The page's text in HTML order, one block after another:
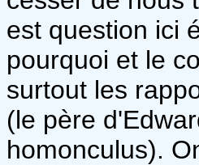
est question ici
pourquoi et le
surtout les
(le père
homonculus).